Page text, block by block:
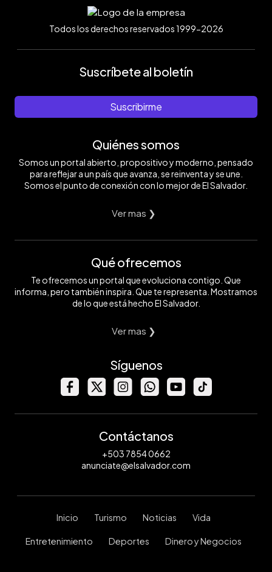
Todos los derechos reservados 1999-2026
Suscríbete al boletín
Suscribirme
Quiénes somos
Somos un portal abierto, propositivo y moderno, pensado
para reflejar a un país que avanza, se reinventa y se une.
Somos el punto de conexión con lo mejor de El Salvador.
Ver mas ❯
Qué ofrecemos
Te ofrecemos un portal que evoluciona contigo. Que
informa, pero también inspira. Que te representa. Mostramos
de lo que está hecho El Salvador.
Ver mas ❯
Síguenos
Contáctanos
+503 7854 0662
anunciate@elsalvador.com
Inicio Turismo Noticias Vida
Entretenimiento Deportes Dinero y Negocios